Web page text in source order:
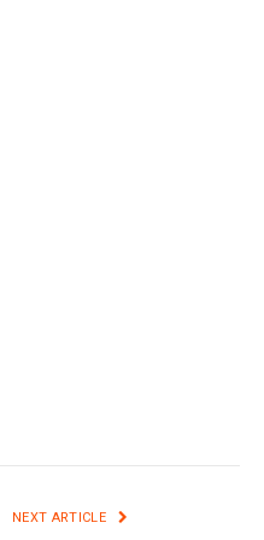
NEXT ARTICLE